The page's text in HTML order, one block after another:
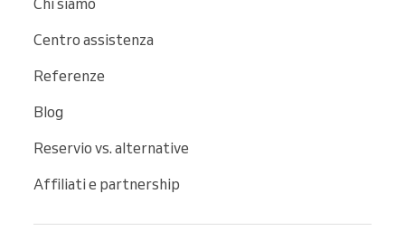
Centro assistenza
Referenze
Blog
Reservio vs. alternative
Affiliati e partnership